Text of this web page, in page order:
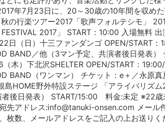
年7月23日に、20～30歳の10年間を収め
の行楽ツアー2017「歌声フォルテシモ」
2017」 START：10:00 入場無料 出
日（日）十三ファンダンゴ OPEN/START：
BAND／他（3マン予定、共演者後日発表）
木）下北沢SHELTER OPEN/START：
BAND（ワンマン） チケット：e＋／永原
島HOME野外特設ステージ 「アライバリズ
者後日発表） START/15:00 料金:未定 ※22歳
先アドレス:info@tanuki-onsen.com メール
枚数、メールアドレスをご記入の上お送りく